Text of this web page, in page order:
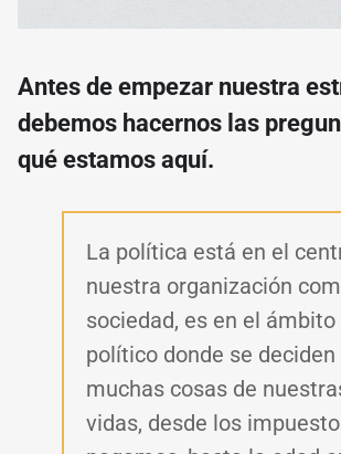
Antes de empezar nuestra
debemos hacernos las
qué estamos aquí.
La política está en el
nuestra organización
sociedad, es en el ámbito
político donde se deciden
muchas cosas de
vidas, desde los